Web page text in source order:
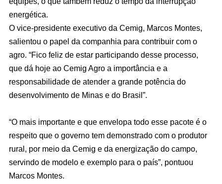
energética.
O vice-presidente executivo da Cemig, Marcos Montes,
salientou o papel da companhia para contribuir com o
agro. “Fico feliz de estar participando desse processo,
que dá hoje ao Cemig Agro a importância e a
responsabilidade de atender a grande potência do
desenvolvimento de Minas e do Brasil”.
“O mais importante e que envelopa todo esse pacote é o
respeito que o governo tem demonstrado com o produtor
rural, por meio da Cemig e da energização do campo,
servindo de modelo e exemplo para o país”, pontuou
Marcos Montes.